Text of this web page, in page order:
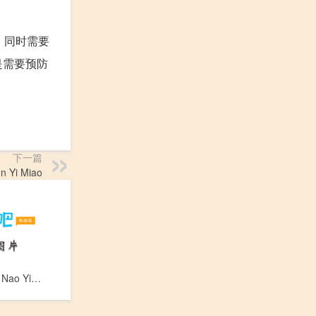
同时需要
要预防
下一篇
Yi Miao
乙脑疫苗_Yi Nao Yi Miao